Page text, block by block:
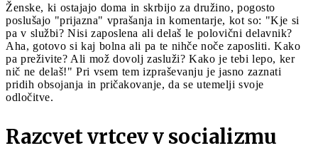
Ženske, ki ostajajo doma in skrbijo za družino, pogosto
poslušajo "prijazna" vprašanja in komentarje, kot so: "Kje si
pa v službi? Nisi zaposlena ali delaš le polovični delavnik?
Aha, gotovo si kaj bolna ali pa te nihče noče zaposliti. Kako
pa preživite? Ali mož dovolj zasluži? Kako je tebi lepo, ker
nič ne delaš!" Pri vsem tem izpraševanju je jasno zaznati
pridih obsojanja in pričakovanje, da se utemelji svoje
odločitve.
Razcvet vrtcev v socializmu